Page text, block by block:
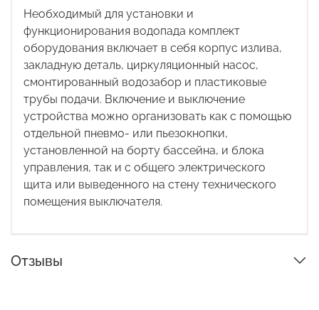
Необходимый для установки и
функционирования водопада комплект
оборудования включает в себя корпус излива,
закладную деталь, циркуляционный насос,
смонтированный водозабор и пластиковые
трубы подачи. Включение и выключение
устройства можно организовать как с помощью
отдельной пневмо- или пьезокнопки,
установленной на борту бассейна, и блока
управления, так и с общего электрического
щита или выведенного на стену технического
помещения выключателя.
Отзывы